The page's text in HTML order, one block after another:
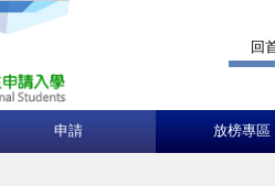
回
申請 放榜專區